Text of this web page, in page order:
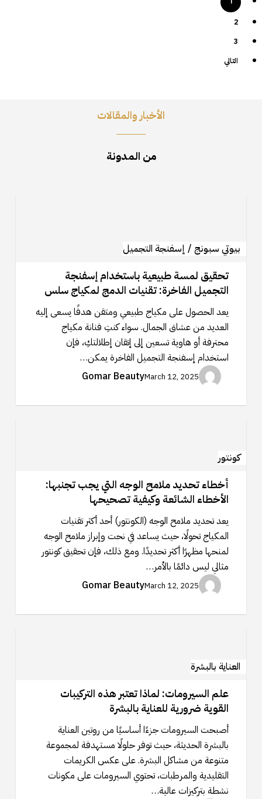
2
3
التالي
الأخبار والمقالات
من المدونة
باستخدام
التجميل
الفاخرة:
تقنيات
الدمج
لمكياج
سلس
بيوتي سبونج / إسفنجة التجميل
تحقيق لمسة طبيعية باستخدام إسفنجة
التجميل الفاخرة: تقنيات الدمج لمكياج سلس
يعد الحصول على مكياج طبيعي ومتقن هدفًا يسعى إليه
العديد من عشاق الجمال. سواء كنتِ فنانة مكياج
محترفة أو هاوية تسعين إلى إتقان إطلالتكِ، فإن
استخدام إسفنجة التجميل الفاخرة يمكن…
Gomar BeautyMarch 12, 2025
ملامح
تجنبها:
الأخطاء
الشائعة
وكيفية
تصحيحها
كونتور
أخطاء تحديد ملامح الوجه التي يجب تجنبها:
الأخطاء الشائعة وكيفية تصحيحها
يعد تحديد ملامح الوجه (الكونتور) أحد أكثر تقنيات
المكياج تحولًا، حيث يساعد في نحت وإبراز ملامح الوجه
لمنحها مظهرًا أكثر تحديدًا. ومع ذلك، فإن تحقيق كونتور
مثالي ليس دائمًا بالأمر…
Gomar BeautyMarch 12, 2025
لماذا
التركيبات
القوية
ضرورية
للعناية
بالبشرة
العناية بالبشرة
علم السيرومات: لماذا تعتبر هذه التركيبات
القوية ضرورية للعناية بالبشرة
أصبحت السيرومات جزءًا أساسيًا من روتين العناية
بالبشرة الحديثة، حيث توفر حلولًا مستهدفة لمجموعة
متنوعة من مشاكل البشرة. على عكس الكريمات
التقليدية والمرطبات، تحتوي السيرومات على مكونات
نشطة بتركيزات عالية…